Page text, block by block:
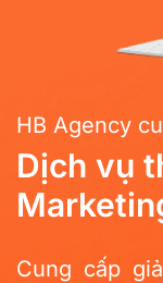
HB Agency
Dịch vụ
Cung cấp